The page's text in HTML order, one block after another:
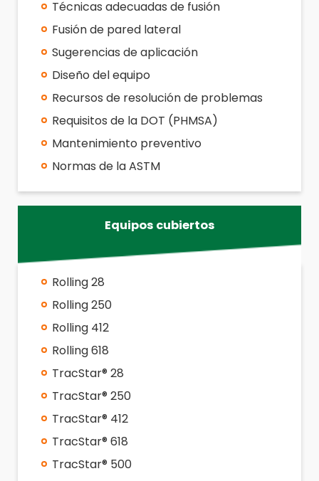
Técnicas adecuadas de fusión
Fusión de pared lateral
Sugerencias de aplicación
Diseño del equipo
Recursos de resolución de problemas
Requisitos de la DOT (PHMSA)
Mantenimiento preventivo
Normas de la ASTM
Equipos cubiertos
Rolling 28
Rolling 250
Rolling 412
Rolling 618
TracStar® 28
TracStar® 250
TracStar® 412
TracStar® 618
TracStar® 500